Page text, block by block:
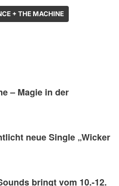
+ THE MACHINE
– Magie in der
neue Single „Wicker
bringt vom 10.-12.